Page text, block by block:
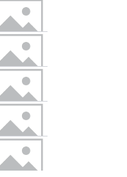
250원으
저가는